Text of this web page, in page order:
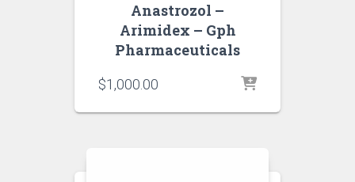
Anastrozol –
Arimidex – Gph
Pharmaceuticals
$1,000.00